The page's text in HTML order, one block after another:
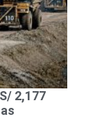
2,177